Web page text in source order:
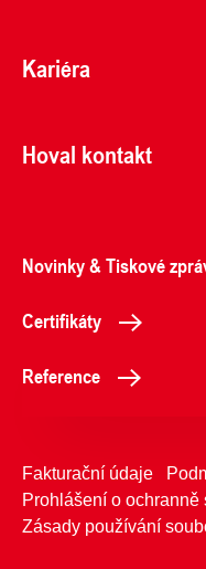
Kariéra
Hoval kontakt
Novinky & Tiskové
Certifikáty
Reference
Fakturační údaje
Prohlášení o ochranně
Zásady používání